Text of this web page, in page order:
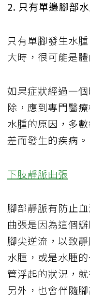
2. 只有單邊腳部
只有單腳發生水
大時，很可能是
如果症狀經過一
除，應到專門醫
水腫的原因，多
差而發生的疾病。
下肢靜脈曲張
腳部靜脈有防止
曲張是因為這個
腳尖逆流，以致
水腫，或是水腫
管浮起的狀況，
另外，也會伴隨